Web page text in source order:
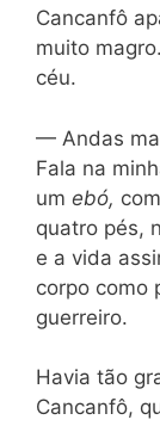
Cancanfô
muito
céu.
— Andas
Fala na
um ebó,
quatro pés,
e a vida
corpo como
guerreiro.
Havia tão
Cancanfô,